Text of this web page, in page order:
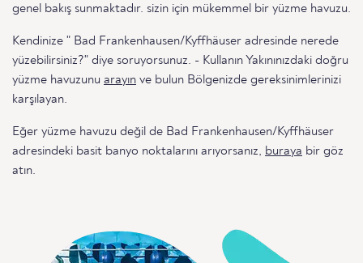
genel bakış sunmaktadır. sizin için mükemmel bir yüzme havuzu.
Kendinize " Bad Frankenhausen/Kyffhäuser adresinde nerede
yüzebilirsiniz?" diye soruyorsunuz. - Kullanın Yakınınızdaki doğru
yüzme havuzunu arayın ve bulun Bölgenizde gereksinimlerinizi
karşılayan.
Eğer yüzme havuzu değil de Bad Frankenhausen/Kyffhäuser
adresindeki basit banyo noktalarını arıyorsanız, buraya bir göz
atın.